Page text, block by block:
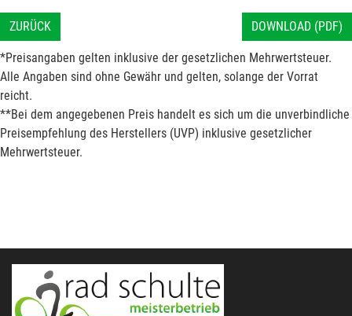
ZURÜCK DOWNLOAD (PDF)
*Preisangaben gelten inklusive der gesetzlichen Mehrwertsteuer.
Alle Angaben sind ohne Gewähr und gelten, solange der Vorrat
reicht.
**Bei dem angegebenen Preis handelt es sich um die unverbindliche
Preisempfehlung des Herstellers (UVP) inklusive gesetzlicher
Mehrwertsteuer.